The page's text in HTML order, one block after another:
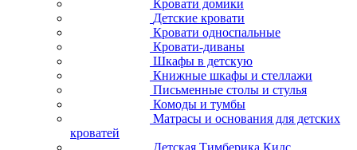
Кровати домики
Детские кровати
Кровати односпальные
Кровати-диваны
Шкафы в детскую
Книжные шкафы и стеллажи
Письменные столы и стулья
Комоды и тумбы
Матрасы и основания для детских
кроватей
Детская Тимберика Кидс